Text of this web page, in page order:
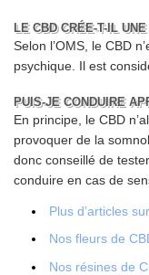
LE CBD CRÉE-T-IL
Selon l’OMS, le CBD
psychique. Il est
PUIS-JE CONDUIRE
En principe, le CBD
provoquer de la
donc conseillé de
conduire en cas de
Plus d’articles
Nos fleurs de
Nos résines de